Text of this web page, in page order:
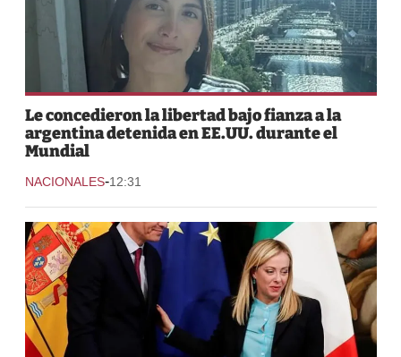
Le concedieron la libertad bajo fianza a la
argentina detenida en EE.UU. durante el
Mundial
NACIONALES-12:31